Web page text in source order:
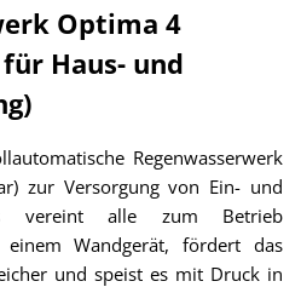
Optima 4
Haus- und
Regenwasserwerk
zur Versorgung von Ein- und
vereint alle zum Betrieb
Wandgerät, fördert das
und speist es mit Druck in